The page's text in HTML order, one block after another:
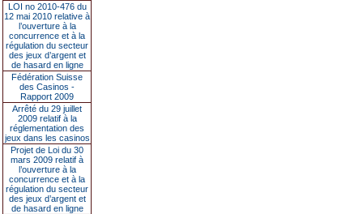
LOI no 2010-476 du
12 mai 2010 relative à
l’ouverture à la
concurrence et à la
régulation du secteur
des jeux d’argent et
de hasard en ligne
Fédération Suisse
des Casinos -
Rapport 2009
Arrêté du 29 juillet
2009 relatif à la
réglementation des
jeux dans les casinos
Projet de Loi du 30
mars 2009 relatif à
l’ouverture à la
concurrence et à la
régulation du secteur
des jeux d’argent et
de hasard en ligne